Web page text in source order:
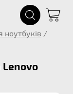
ноутбуків /
Lenovo